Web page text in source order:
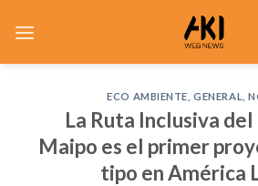
ECO AMBIENTE ,GENERAL ,
La Ruta Inclusiva
Maipo es el primer
tipo en América